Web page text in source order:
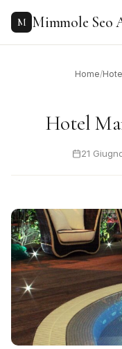
content
M Mimmole Seo
Home/
Hotel
21